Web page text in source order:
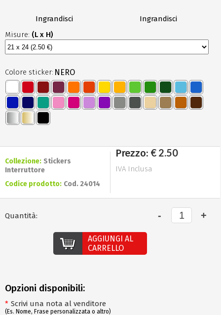
Ingrandisci Ingrandisci
Collezione: Stickers
Interruttore
Codice prodotto: Cod. 24014
Prezzo: € 2.50
IVA Inclusa
Opzioni disponibili:
Misure: (L x H)
Colore sticker: NERO
* Scrivi una nota al venditore
(Es. Nome, Frase personalizzata o altro)
Quantità:
AGGIUNGI AL
CARRELLO